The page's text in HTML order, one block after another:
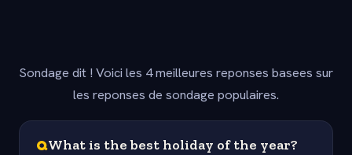
Sondage dit ! Voici les 4 meilleures reponses basees sur
les reponses de sondage populaires.
QWhat is the best holiday of the year?